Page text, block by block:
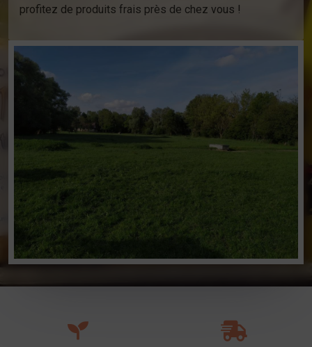
profitez de produits frais près de chez vous !